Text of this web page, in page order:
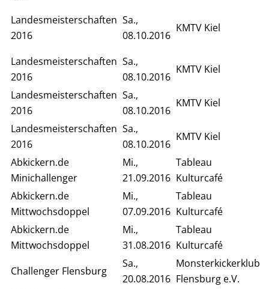
Landesmeisterschaften
2016
Sa.,
08.10.2016
KMTV Kiel
Landesmeisterschaften
2016
Sa.,
08.10.2016
KMTV Kiel
Landesmeisterschaften
2016
Sa.,
08.10.2016
KMTV Kiel
Landesmeisterschaften
2016
Sa.,
08.10.2016
KMTV Kiel
Abkickern.de
Minichallenger
Mi.,
21.09.2016
Tableau
Kulturcafé
Abkickern.de
Mittwochsdoppel
Mi.,
07.09.2016
Tableau
Kulturcafé
Abkickern.de
Mittwochsdoppel
Mi.,
31.08.2016
Tableau
Kulturcafé
Challenger Flensburg
Sa.,
20.08.2016
Monsterkickerklub
Flensburg e.V.